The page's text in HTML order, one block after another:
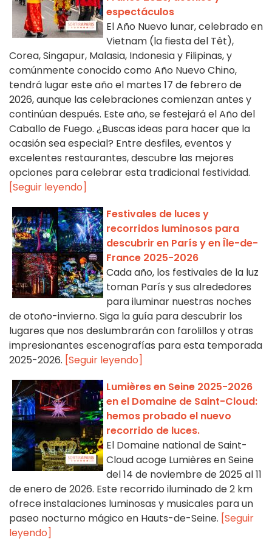
espectáculos
El Año Nuevo lunar, celebrado en
Vietnam (la fiesta del Têt),
Corea, Singapur, Malasia, Indonesia y Filipinas, y
comúnmente conocido como Año Nuevo Chino,
tendrá lugar este año el martes 17 de febrero de
2026, aunque las celebraciones comienzan antes y
continúan después. Este año, se festejará el Año del
Caballo de Fuego. ¿Buscas ideas para hacer que la
ocasión sea especial? Entre desfiles, eventos y
excelentes restaurantes, descubre las mejores
opciones para celebrar esta tradicional festividad.
[Seguir leyendo]
Festivales de luces y
recorridos luminosos para
descubrir en París y en Île-de-
France 2025-2026
Cada año, los festivales de la luz
toman París y sus alrededores
para iluminar nuestras noches
de otoño-invierno. Siga la guía para descubrir los
lugares que nos deslumbrarán con farolillos y otras
impresionantes escenografías para esta temporada
2025-2026. [Seguir leyendo]
Lumières en Seine 2025-2026
en el Domaine de Saint-Cloud:
hemos probado el nuevo
recorrido de luces.
El Domaine national de Saint-
Cloud acoge Lumières en Seine
del 14 de noviembre de 2025 al 11
de enero de 2026. Este recorrido iluminado de 2 km
ofrece instalaciones luminosas y musicales para un
paseo nocturno mágico en Hauts-de-Seine. [Seguir
leyendo]